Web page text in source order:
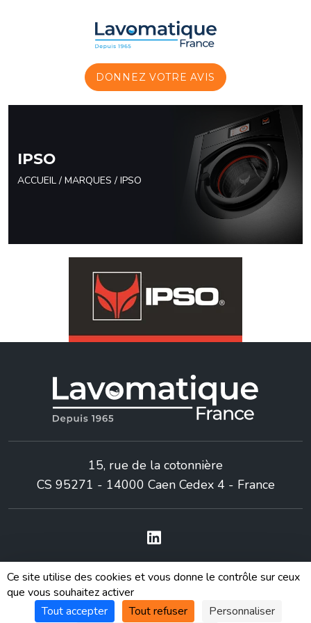
Ce site utilise des cookies et vous donne le contrôle sur ceux
que vous souhaitez activer
Tout accepter
Tout refuser Personnaliser
DONNEZ VOTRE AVIS
IPSO
ACCUEIL/ MARQUES / IPSO
15, rue de la cotonnière
CS 95271 - 14000 Caen Cedex 4 - France
Politique de confidentialité
légales|CGV